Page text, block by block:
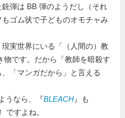
弾は BB 弾のようだし（それ
ゴム状で子どものオモチャみ
現実世界にいる「（人間の）教
物です。だから「教師を暗殺す
「マンガだから」と言える
うなら、『BLEACH 』も
ですよね。